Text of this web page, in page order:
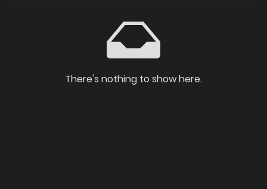
There's nothing to show here.